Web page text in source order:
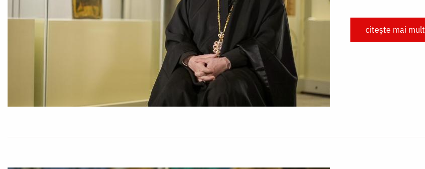
citește mai mult